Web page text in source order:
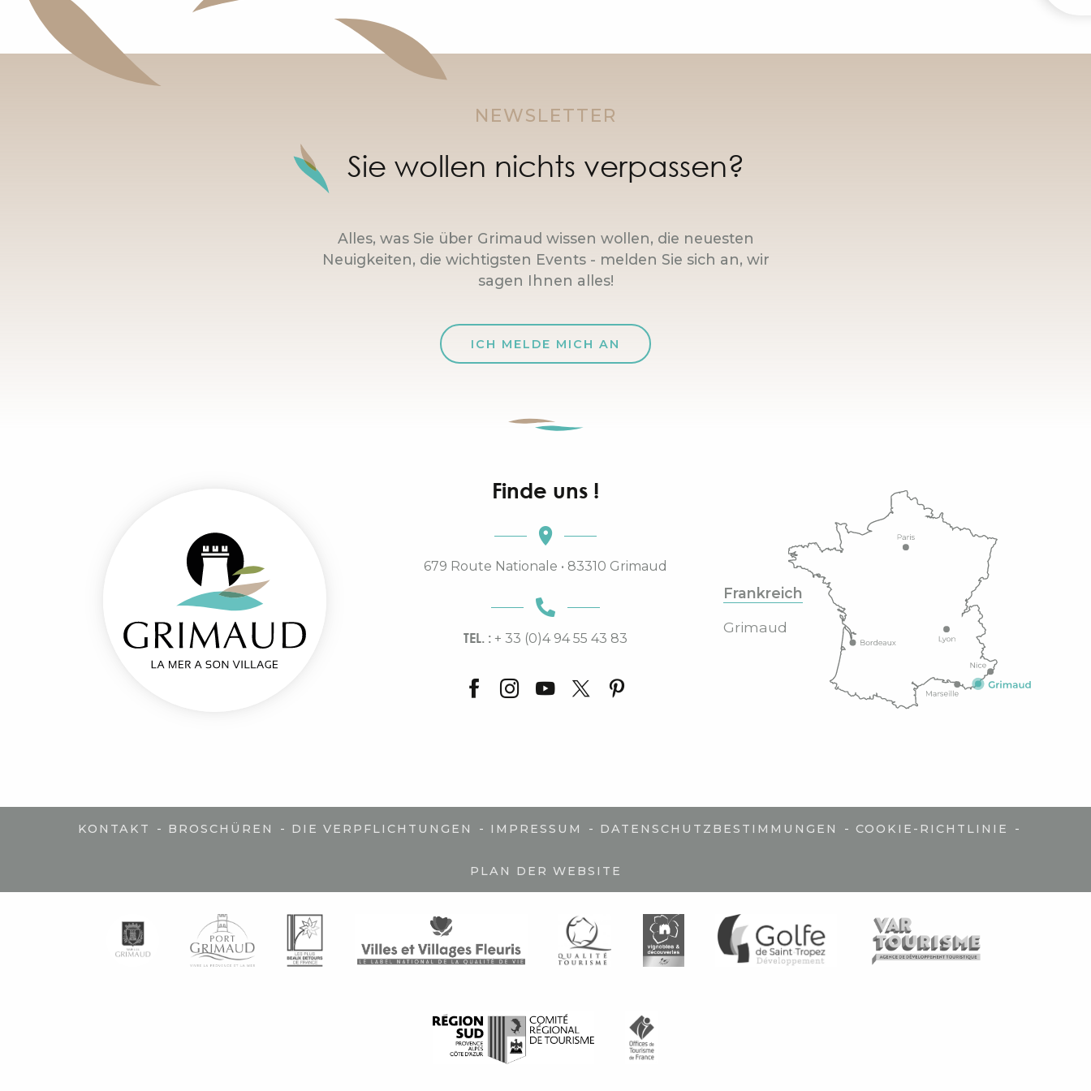
NEWSLETTER
Sie wollen nichts verpassen?
Alles, was Sie über Grimaud wissen wollen, die neuesten
Neuigkeiten, die wichtigsten Events - melden Sie sich an, wir
sagen Ihnen alles!
ICH MELDE MICH AN
Finde uns !
679 Route Nationale • 83310 Grimaud
TEL. : + 33 (0)4 94 55 43 83
Frankreich
Grimaud
KONTAKT - BROSCHÜREN - DIE VERPFLICHTUNGEN - IMPRESSUM - DATENSCHUTZBESTIMMUNGEN - COOKIE-RICHTLINIE -
PLAN DER WEBSITE